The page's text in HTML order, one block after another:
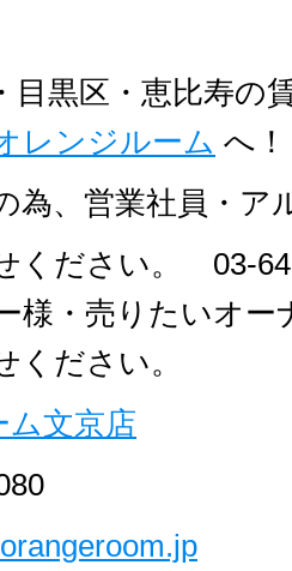
目黒区・恵比寿の
レンジルーム へ！
為、営業社員・ア
ください。 03-
様・売りたいオー
ください。
ム文京店